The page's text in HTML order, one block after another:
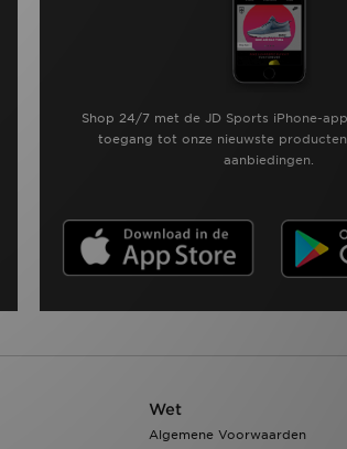
Shop 24/7 met de JD Sports iPhone-
toegang tot onze nieuwste
aanbiedingen.
Wet
Algemene Voorwaarden